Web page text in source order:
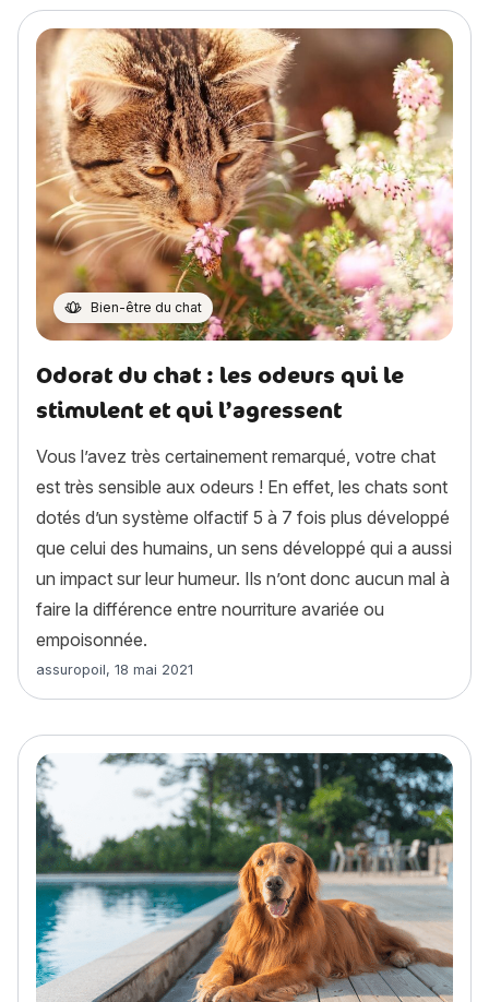
Bien-être du chat
Odorat du chat : les odeurs qui le
stimulent et qui l’agressent
Vous l’avez très certainement remarqué, votre chat
est très sensible aux odeurs ! En effet, les chats sont
dotés d’un système olfactif 5 à 7 fois plus développé
que celui des humains, un sens développé qui a aussi
un impact sur leur humeur. Ils n’ont donc aucun mal à
faire la différence entre nourriture avariée ou
empoisonnée.
Article rédigé par
assuropoil, 18 mai 2021